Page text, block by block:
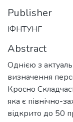
Publisher
ІФНТУНГ
Abstract
Однією з
визначення
Кросно
яка є північно-
відкрито до 50